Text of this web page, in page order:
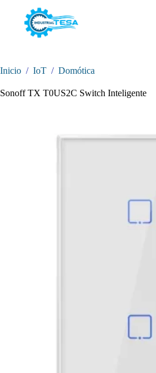
contenido
Inicio / IoT / Domótica
Sonoff TX T0US2C Switch Inteligente